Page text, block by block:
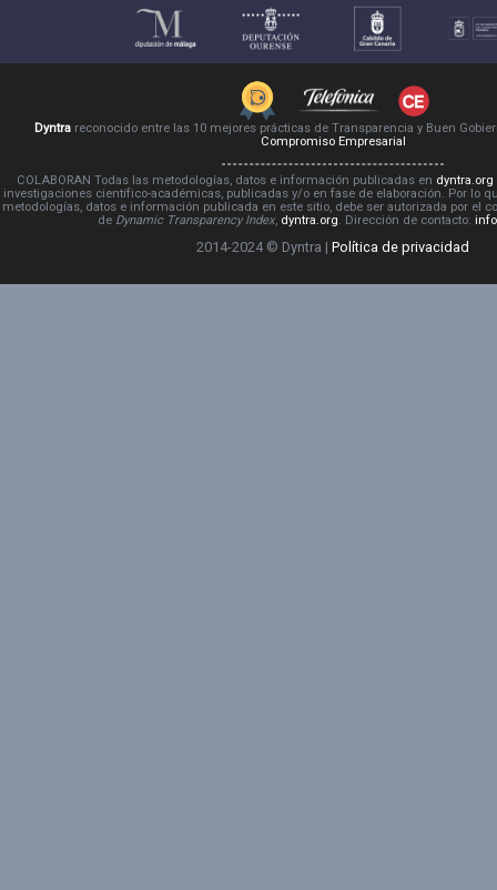
Dyntrareconocido entre las 10 mejores prácticas de Transparencia y Buen
Compromiso Empresarial
COLABORAN Todas las metodologías, datos e información publicadas en dyntra.org
investigaciones científico-académicas, publicadas y/o en fase de elaboración. Por lo
metodologías, datos e información publicada en este sitio, debe ser autorizada por el
de Dynamic Transparency Index, dyntra.org. Dirección de contacto:
2014-2024 © Dyntra | Política de privacidad